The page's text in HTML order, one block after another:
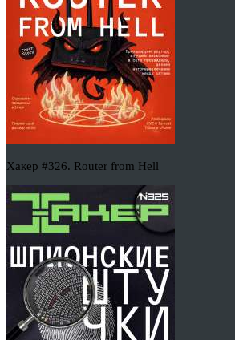
Хакер #326. Router from Hell